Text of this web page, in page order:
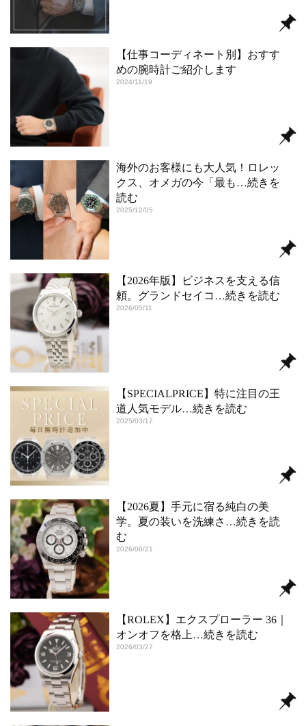
【仕事コーディネート別】おすす
めの腕時計ご紹介します
2024/11/19
海外のお客様にも大人気！ロレッ
クス、オメガの今「最も …続きを
読む
2025/12/05
【2026年版】ビジネスを支える信
頼。グランドセイコ …続きを読む
2026/05/11
【SPECIALPRICE】特に注目の王
道人気モデル…続きを読む
2025/03/17
【2026夏】手元に宿る純白の美
学。夏の装いを洗練さ …続きを読
む
2026/06/21
【ROLEX】エクスプローラー 36｜
オンオフを格上 …続きを読む
2026/03/27